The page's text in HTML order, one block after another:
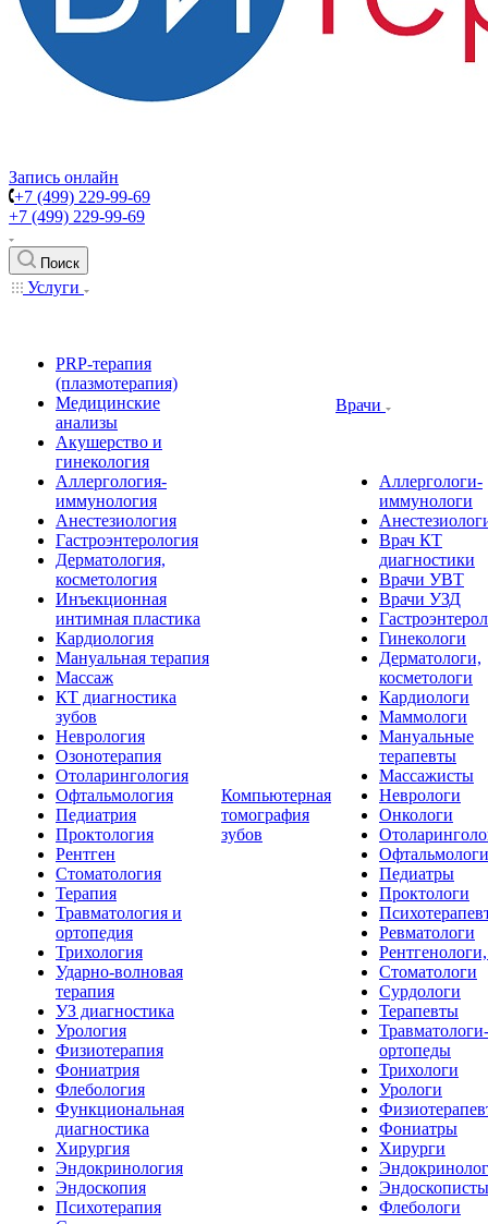
Запись онлайн
+7 (499) 229-99-69
+7 (499) 229-99-69
Поиск
Услуги
PRP-терапия
(плазмотерапия)
Медицинские
анализы
Акушерство и
гинекология
Аллергология-
иммунология
Анестезиология
Гастроэнтерология
Дерматология,
косметология
Инъекционная
интимная пластика
Кардиология
Мануальная терапия
Массаж
КТ диагностика
зубов
Неврология
Озонотерапия
Отоларингология
Офтальмология
Педиатрия
Проктология
Рентген
Стоматология
Терапия
Травматология и
ортопедия
Трихология
Ударно-волновая
терапия
УЗ диагностика
Урология
Физиотерапия
Фониатрия
Флебология
Функциональная
диагностика
Хирургия
Эндокринология
Эндоскопия
Психотерапия
Компьютерная
томография
зубов
Врачи
Аллергологи-
иммунологи
Врач КТ
диагностики
Врачи УВТ
Врачи УЗД
Гинекологи
Дерматологи,
косметологи
Кардиологи
Маммологи
Мануальные
терапевты
Массажисты
Неврологи
Онкологи
Офтальмологи
Педиатры
Проктологи
Ревматологи
Стоматологи
Сурдологи
Терапевты
Травматологи-
ортопеды
Трихологи
Урологи
Фониатры
Хирурги
Эндоскописты
Флебологи